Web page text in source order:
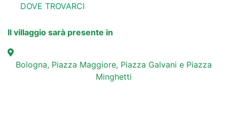
DOVE TROVARCI
Il villaggio sarà presente in
Bologna, Piazza Maggiore, Piazza Galvani e Piazza
Minghetti